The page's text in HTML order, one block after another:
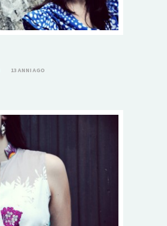
13 ANNI AGO